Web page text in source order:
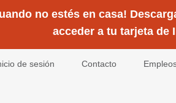
no estés en casa!
acceder a tu tarjeta de
de sesión Contacto